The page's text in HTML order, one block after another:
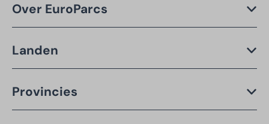
Over EuroParcs
Landen
Provincies